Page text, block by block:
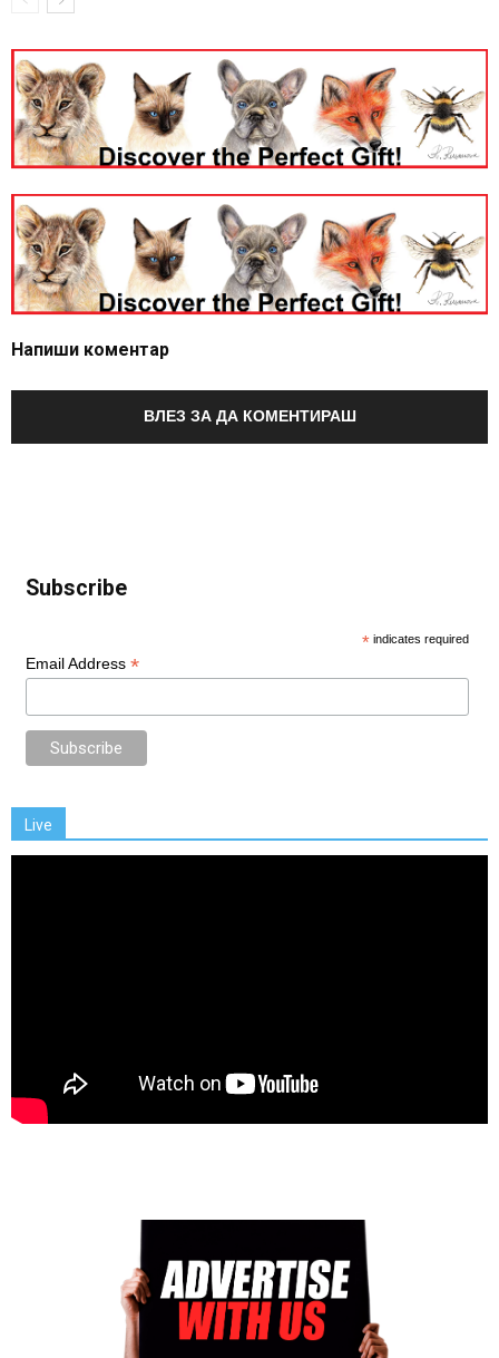
Напиши коментар
ВЛЕЗ ЗА ДА КОМЕНТИРАШ
Subscribe
* indicates required
Email Address *
Live